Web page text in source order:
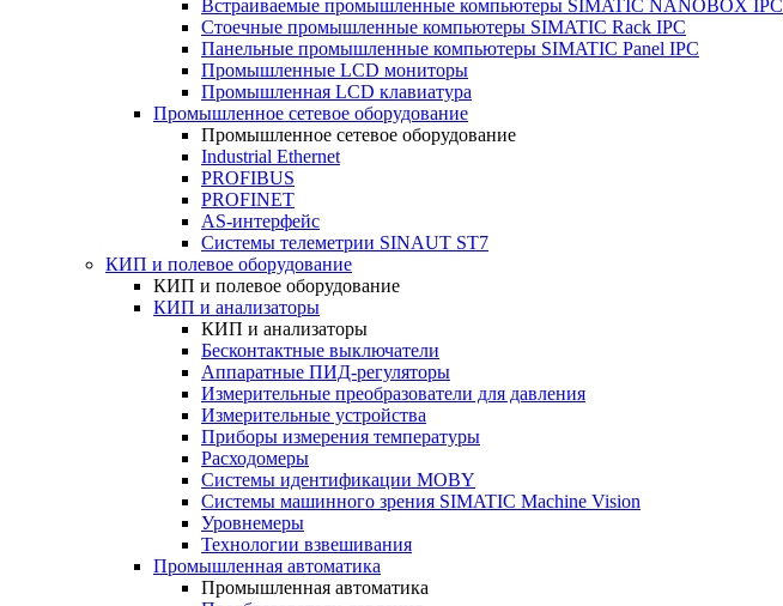
Встраиваемые промышленные компьютеры SIMATIC NANOBOX IPC
Стоечные промышленные компьютеры SIMATIC Rack IPC
Панельные промышленные компьютеры SIMATIC Panel IPC
Промышленные LCD мониторы
Промышленная LCD клавиатура
Промышленное сетевое оборудование
Промышленное сетевое оборудование
Industrial Ethernet
PROFIBUS
PROFINET
AS-интерфейс
Системы телеметрии SINAUT ST7
КИП и полевое оборудование
КИП и полевое оборудование
КИП и анализаторы
КИП и анализаторы
Бесконтактные выключатели
Аппаратные ПИД-регуляторы
Измерительные преобразователи для давления
Измерительные устройства
Приборы измерения температуры
Расходомеры
Системы идентификации MOBY
Системы машинного зрения SIMATIC Machine Vision
Уровнемеры
Технологии взвешивания
Промышленная автоматика
Промышленная автоматика